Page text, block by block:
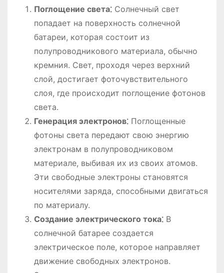
Поглощение света⁚Солнечный свет
попадает на поверхность солнечной
батареи, которая состоит из
полупроводникового материала, обычно
кремния. Свет, проходя через верхний
слой, достигает фоточувствительного
слоя, где происходит поглощение фотонов
света.
Генерация электронов⁚Поглощенные
фотоны света передают свою энергию
электронам в полупроводниковом
материале, выбивая их из своих атомов.
Эти свободные электроны становятся
носителями заряда, способными двигаться
по материалу.
Создание электрического тока⁚В
солнечной батарее создается
электрическое поле, которое направляет
движение свободных электронов.